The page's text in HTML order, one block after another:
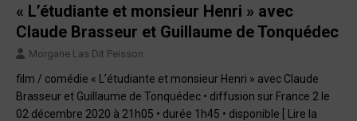
« L’étudiante et monsieur Henri » avec
Claude Brasseur et Guillaume de Tonquédec
Morgane Las Dit Peisson
film / comédie « L’étudiante et monsieur Henri » avec Claude
Brasseur et Guillaume de Tonquédec • diffusion sur France 2 le
02 décembre 2020 à 21h05 • durée 1h45 • disponible [ Lire la